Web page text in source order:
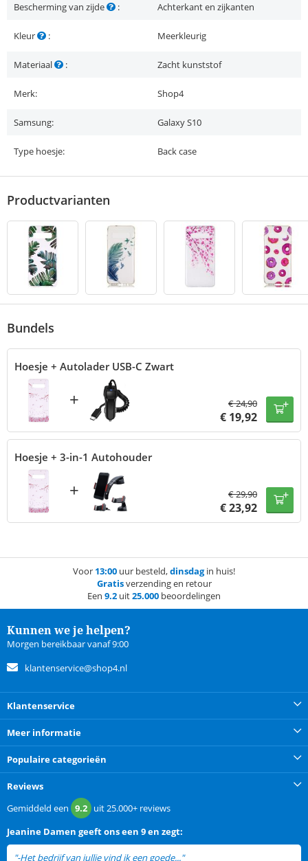
Bescherming van zijde : Achterkant en zijkanten
Kleur : Meerkleurig
Materiaal : Zacht kunststof
Merk: Shop4
Samsung: Galaxy S10
Type hoesje: Back case
Productvarianten
Bundels
Hoesje + Autolader USB-C Zwart
+ €24,90
€ 19,92
Hoesje + 3-in-1 Autohouder
+ €29,90
€23,92
Voor 13:00 uur besteld,dinsdagin huis!
Gratisverzending en retour
Een 9.2 uit25.000 beoordelingen
Kunnen we je helpen?
Morgen bereikbaar vanaf 9:00
klantenservice@shop4.nl
Klantenservice
Meer informatie
Populaire categorieën
Reviews
Gemiddeld een 9.2 uit25.000+ reviews
Jeanine Damen geeft ons een 9 en zegt:
"-Het bedrijf van jullie vind ik een goede..."